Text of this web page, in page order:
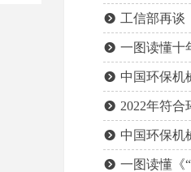
뀹 工信部再谈
뀹 一图读懂十
뀹 中国环保机
뀹 2022年符
뀹 中国环保机
뀹 一图读懂《